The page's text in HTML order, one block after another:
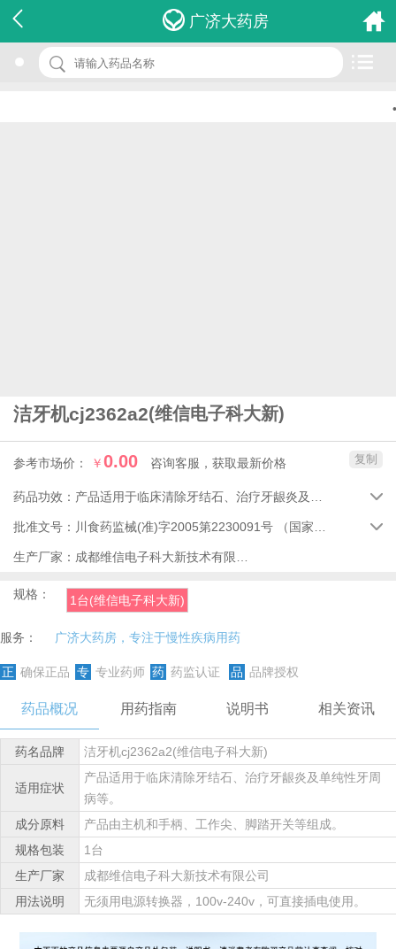
广济大药房
•
洁牙机cj2362a2(维信电子科大新)
参考市场价： ￥0.00 咨询客服，获取最新价格
名 称：洁牙机cj2362a2
品 牌：(维信电子科大新)
复制
药品功效： 
批准文号： 川食药监械(准)字2005第2230091号 （国家药品监督管理局） 
生产厂家：
规格： 1台(维信电子科大新)
服务： 广济大药房，专注于慢性疾病用药
正 确保正品 专 专业药师 药 药监认证 品 品牌授权
药品概况 用药指南 说明书 相关资讯
药名品牌 洁牙机cj2362a2(维信电子科大新)
适用症状
产品适用于临床清除牙结石、治疗牙龈炎及单纯性牙周
病等。
成分原料
产品由主机和手柄、工作尖、脚踏开关等组成。
规格包装
1台
生产厂家
成都维信电子科大新技术有限公司
用法说明
无须用电源转换器，100v-240v，可直接插电使用。